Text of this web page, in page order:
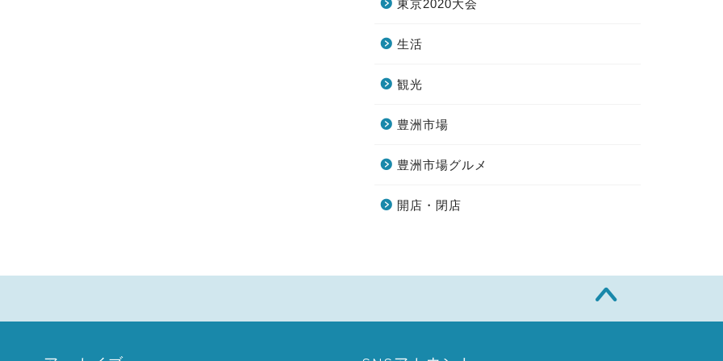
東京2020大会
生活
観光
豊洲市場
豊洲市場グルメ
開店・閉店